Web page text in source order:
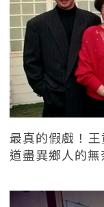
最真的假戲！
道盡異鄉人的無